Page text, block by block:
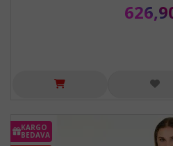
KARGO
BEDAVA